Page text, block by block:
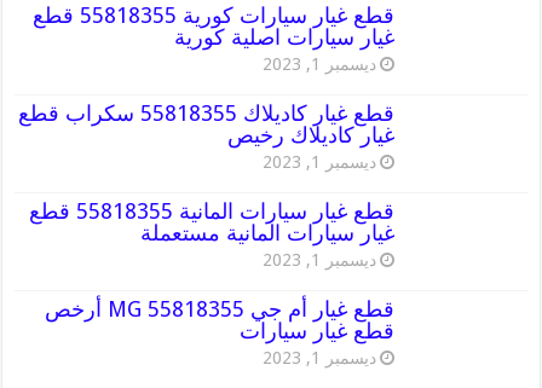
قطع غيار سيارات كورية 55818355 قطع
غيار سيارات اصلية كورية
ديسمبر 1, 2023
قطع غيار كاديلاك 55818355 سكراب قطع
غيار كاديلاك رخيص
ديسمبر 1, 2023
قطع غيار سيارات المانية 55818355 قطع
غيار سيارات المانية مستعملة
ديسمبر 1, 2023
قطع غيار أم جي MG 55818355 أرخص
قطع غيار سيارات
ديسمبر 1, 2023